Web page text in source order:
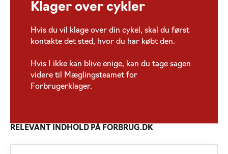
Klager over cykler
Hvis du vil klage over din cykel, skal du først
kontakte det sted, hvor du har købt den.
Hvis I ikke kan blive enige, kan du tage sagen
videre til Mæglingsteamet for
Forbrugerklager.
RELEVANT INDHOLD PÅ FORBRUG.DK